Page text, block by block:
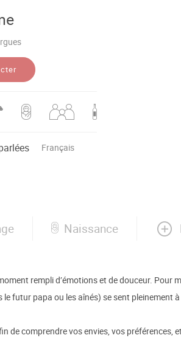
Français
Naissance
rempli d’émotions et de douceur. Pour
futur papa ou les aînés) se sent pleinement à
de comprendre vos envies, vos